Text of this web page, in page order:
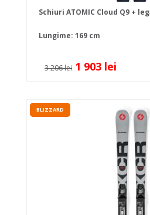
Schiuri ATOMIC Cloud Q9 +
Lungime: 169 cm
3 206 lei 1 903 lei
BLIZZARD